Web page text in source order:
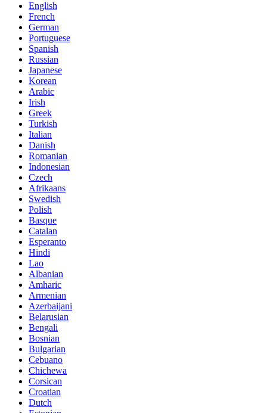
English
French
German
Portuguese
Spanish
Russian
Japanese
Korean
Arabic
Irish
Greek
Turkish
Italian
Danish
Romanian
Indonesian
Czech
Afrikaans
Swedish
Polish
Basque
Catalan
Esperanto
Hindi
Lao
Albanian
Amharic
Armenian
Azerbaijani
Belarusian
Bengali
Bosnian
Bulgarian
Cebuano
Chichewa
Corsican
Croatian
Dutch